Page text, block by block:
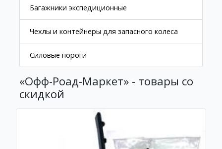
Багажники экспедиционные
Чехлы и контейнеры для запасного колеса
Силовые пороги
«Офф-Роад-Маркет» - товары со
скидкой